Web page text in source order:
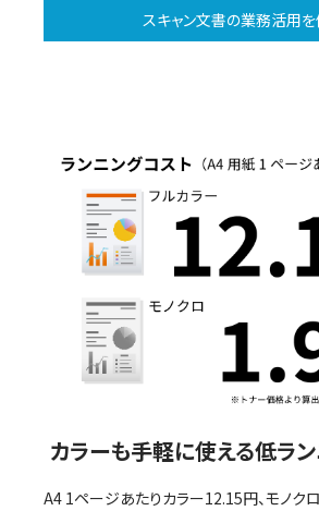
スキャン文書の業務活用
カラーも手軽に使える低ラ
A4 1ページあたりカラー12.15円、モノク